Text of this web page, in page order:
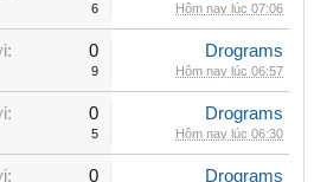
6 Hôm nay lúc 07:06
0
9
Drograms
Hôm nay lúc 06:57
0
5
Drograms
Hôm nay lúc 06:30
0 Drograms